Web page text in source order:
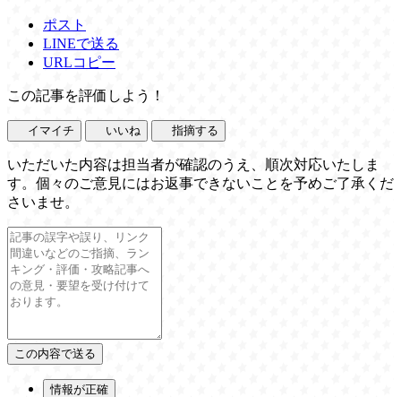
ポスト
LINEで送る
URLコピー
この記事を評価しよう！
イマイチ いいね 指摘する
いただいた内容は担当者が確認のうえ、順次対応いたしま
す。個々のご意見にはお返事できないことを予めご了承くだ
さいませ。
情報が正確